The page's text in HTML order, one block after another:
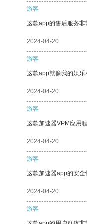
游客
这款app的售后服务非
2024-04-20
游客
这款app就像我的娱乐
2024-04-20
游客
这款加速器VPM应用
2024-04-20
游客
这款加速器app的安全
2024-04-20
游客